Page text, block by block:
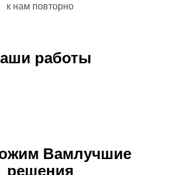
к нам повторно
работы
Вамлучшие
решения